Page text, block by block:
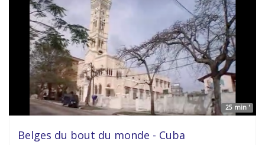
25 min '
Belges du bout du monde - Cuba